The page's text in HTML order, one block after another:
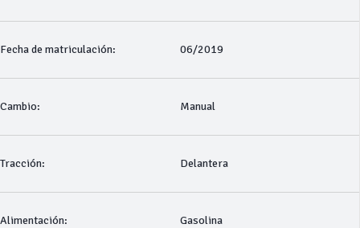
Fecha de matriculación: 06/2019
Cambio: Manual
Tracción: Delantera
Alimentación: Gasolina